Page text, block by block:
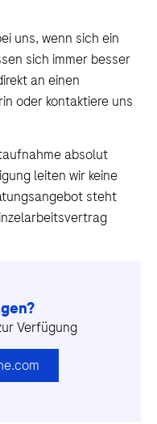
uns, wenn sich ein
sich immer besser
an einen
oder kontaktiere uns
absolut
leiten wir keine
steht
Verfügung